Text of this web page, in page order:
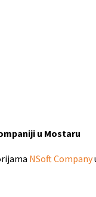
u Mostaru
NSoft Company